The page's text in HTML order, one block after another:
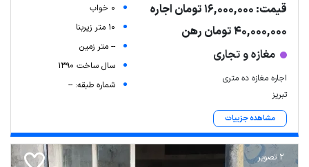
قیمت: 16,000,000 تومان اجاره
40,000,000 تومان رهن
مغازه و تجاری
اجاره مغازه ده متری
تبریز
مشاهده جزییات
0 خواب
10 متر زیربنا
-- متر زمین
سال ساخت 1390
شماره طبقه: --
2 تصویر